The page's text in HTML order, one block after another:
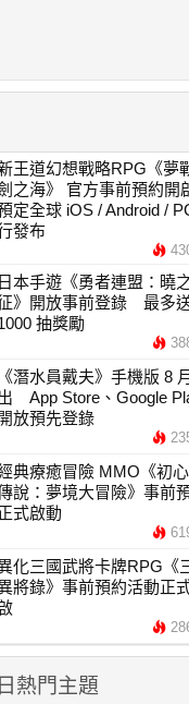
王道幻想戰略RPG《夢
之海》 官方事前預約開
定全球 iOS / Android /
發布
日本手遊《勇者連盟：曉
》開放事前登錄 最多
抽獎勵
《潛水員戴夫》手機版 8
App Store、Google
開放預先登錄
典療癒冒險 MMO《初
說：夢境大冒險》事前
式啟動
化三國武將卡牌RPG《
將錄》事前預約活動正
熱門主題